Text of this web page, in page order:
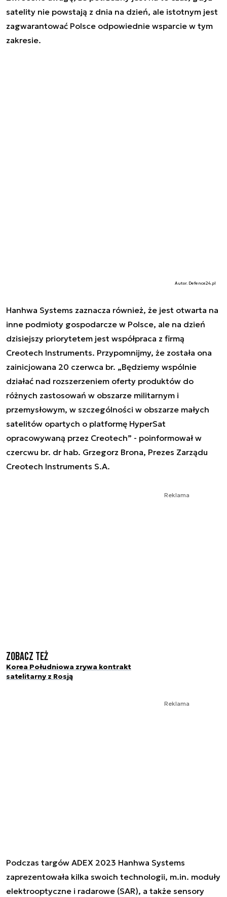
satelity nie powstają z dnia na dzień, ale istotnym jest
zagwarantować Polsce odpowiednie wsparcie w tym
zakresie.
Autor. Defence24.pl
Hanhwa Systems zaznacza również, że jest otwarta na
inne podmioty gospodarcze w Polsce, ale na dzień
dzisiejszy priorytetem jest współpraca z firmą
Creotech Instruments. Przypomnijmy, że została ona
zainicjowana 20 czerwca br. „Będziemy wspólnie
działać nad rozszerzeniem oferty produktów do
różnych zastosowań w obszarze militarnym i
przemysłowym, w szczególności w obszarze małych
satelitów opartych o platformę HyperSat
opracowywaną przez Creotech” - poinformował w
czercwu br. dr hab. Grzegorz Brona, Prezes Zarządu
Creotech Instruments S.A.
Reklama
Zobacz też
Korea Południowa zrywa kontrakt
satelitarny z Rosją
Reklama
Podczas targów ADEX 2023 Hanhwa Systems
zaprezentowała kilka swoich technologii, m.in. moduły
elektrooptyczne i radarowe (SAR), a także sensory